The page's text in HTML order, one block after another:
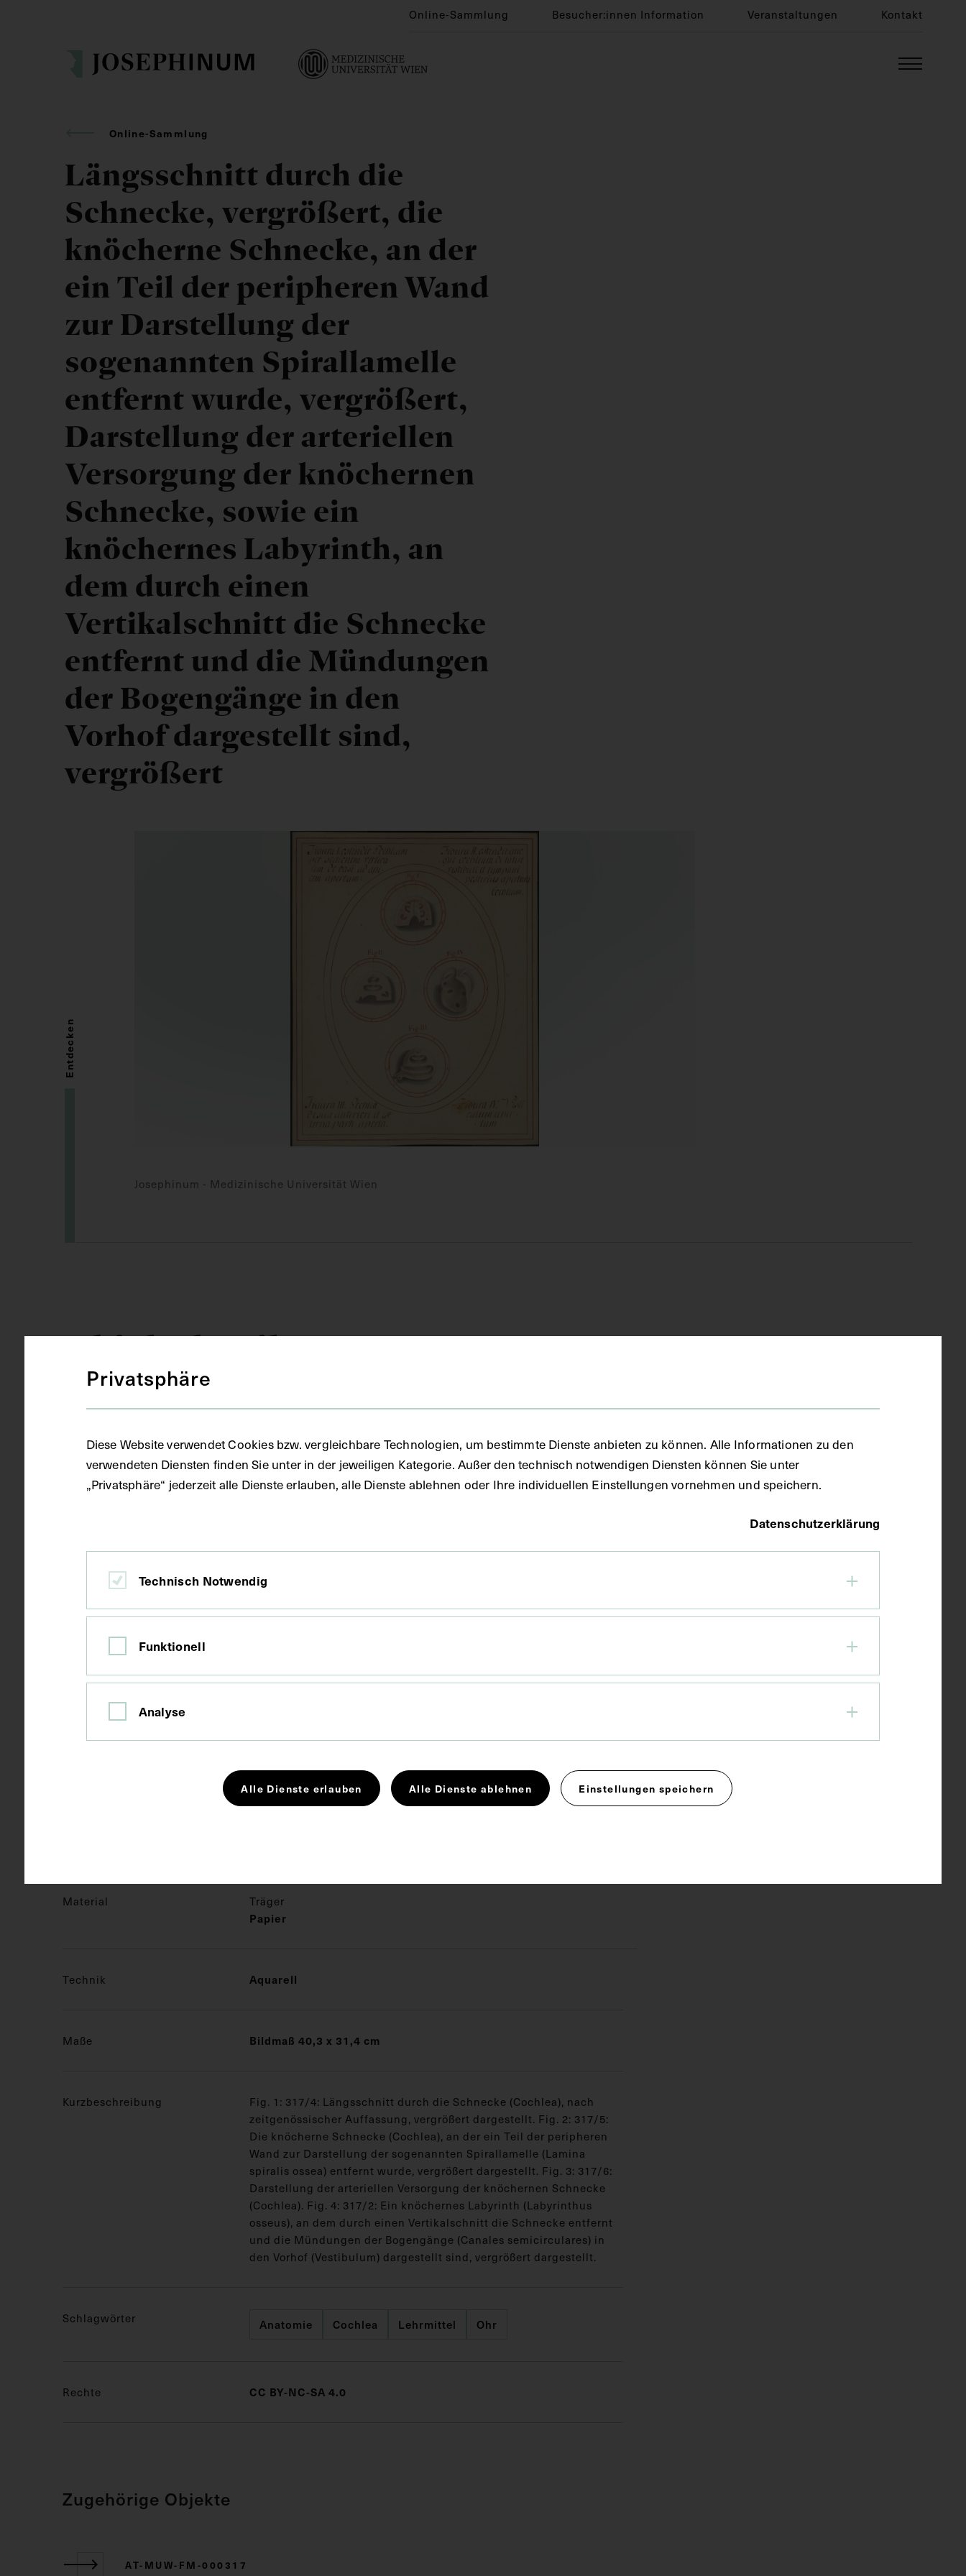
Online-Sammlung Besucher:innen Information Veranstaltungen Kontakt
Online-Sammlung
Längsschnitt durch die
Schnecke, vergrößert, die
knöcherne Schnecke, an der
ein Teil der peripheren Wand
zur Darstellung der
sogenannten Spirallamelle
entfernt wurde, vergrößert,
Darstellung der arteriellen
Versorgung der knöchernen
Schnecke, sowie ein
knöchernes Labyrinth, an
dem durch einen
Vertikalschnitt die Schnecke
entfernt und die Mündungen
der Bogengänge in den
Vorhof dargestellt sind,
vergrößert
Josephinum - Medizinische Universität Wien
Entdecken
Objektdetails
Inventarnummer AT-MUW-AQU-000317-000002/000004/000005
Sammlungsbereich Anatomische Wachsmodelle
Gegenstand
Datierung
Material Träger
Papier
Technik Aquarell
Maße Bildmaß 40,3 x 31,4 cm
Kurzbeschreibung
Fig. 1: 317/4: Längsschnitt durch die Schnecke (Cochlea), nach
zeitgenössischer Auffassung, vergrößert dargestellt. Fig. 2: 317/5:
Die knöcherne Schnecke (Cochlea), an der ein Teil der peripheren
Wand zur Darstellung der sogenannten Spirallamelle (Lamina
spiralis ossea) entfernt wurde, vergrößert dargestellt. Fig. 3: 317/6:
Darstellung der arteriellen Versorgung der knöchernen Schnecke
(Cochlea). Fig. 4: 317/2: Ein knöchernes Labyrinth (Labyrinthus
osseus), an dem durch einen Vertikalschnitt die Schnecke entfernt
und die Mündungen der Bogengänge (Canales semicirculares) in
den Vorhof (Vestibulum) dargestellt sind, vergrößert dargestellt.
Schlagwörter Anatomie Cochlea Lehrmittel Ohr
Rechte CC BY-NC-SA 4.0
Zugehörige Objekte
AT-MUW-FM-000317
Privatsphäre
Diese Website verwendet Cookies bzw. vergleichbare Technologien, um bestimmte Dienste anbieten zu können. Alle Informationen zu den
verwendeten Diensten finden Sie unter in der jeweiligen Kategorie. Außer den technisch notwendigen Diensten können Sie unter
„Privatsphäre“ jederzeit alle Dienste erlauben, alle Dienste ablehnen oder Ihre individuellen Einstellungen vornehmen und speichern.
Datenschutzerklärung
Technisch Notwendig
Funktionell
Analyse
Alle Dienste erlauben Alle Dienste ablehnen Einstellungen speichern